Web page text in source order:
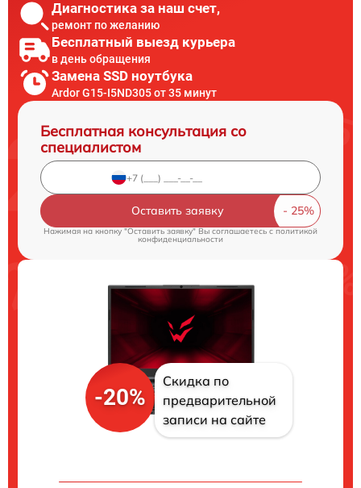
Диагностика за наш счет,
ремонт по желанию
Бесплатный выезд курьера
в день обращения
Замена SSD ноутбука
Ardor G15-I5ND305 от 35 минут
Бесплатная консультация со
специалистом
Оставить заявку
Нажимая на кнопку "Оставить заявку" Вы соглашаетесь cполитикой
конфиденциальности
-20%
Скидка по
предварительной
записи на сайте